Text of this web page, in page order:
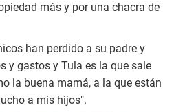
más y por una chacra de
han perdido a su padre y
y gastos y Tula es la que sale
la buena mamá, a la que están
a mis hijos".